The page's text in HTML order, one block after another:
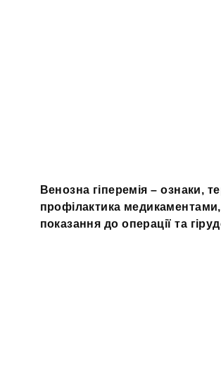
Венозна гіперемія – ознаки,
профілактика медикаментами,
показання до операції та